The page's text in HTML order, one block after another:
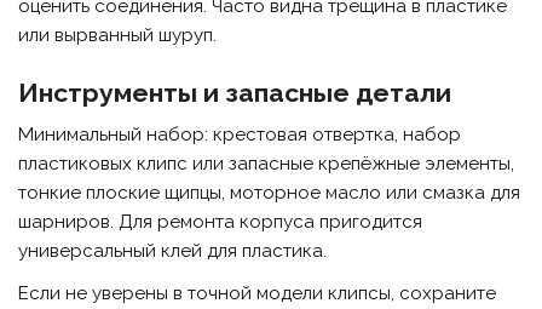
оценить соединения. Часто видна трещина в пластике
или вырванный шуруп.
Инструменты и запасные детали
Минимальный набор: крестовая отвертка, набор
пластиковых клипс или запасные крепёжные элементы,
тонкие плоские щипцы, моторное масло или смазка для
шарниров. Для ремонта корпуса пригодится
универсальный клей для пластика.
Если не уверены в точной модели клипсы, сохраните